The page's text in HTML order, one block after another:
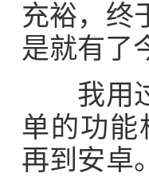
充裕，终
是就有了
我用过
单的功能
再到安卓